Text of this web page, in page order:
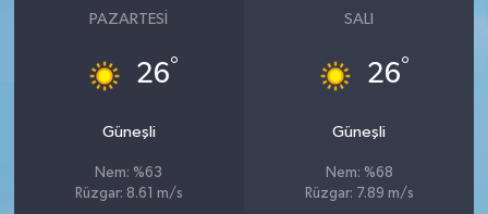
PAZARTESI
26°
Güneşli
Nem: %63
Rüzgar: 8.61 m/s
SALI
26°
Güneşli
Nem: %68
Rüzgar: 7.89 m/s